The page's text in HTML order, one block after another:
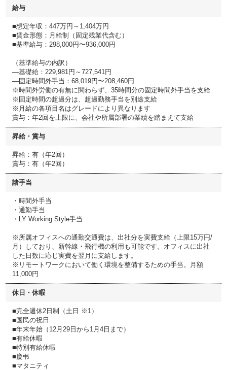
給与
■想定年収：447万円～1,404万円
■賃金形態：月給制（固定残業代含む）
■基準給与：298,000円〜936,000円
（基準給与の内訳）
―基礎給：229,981円～727,541円
―固定時間外手当：68,019円〜208,460円
※時間外労働の有無に関わらず、35時間分の固定時間外手当を支給
※固定時間の超過分は、超過勤務手当を別途支給
※月給の各項目名はグレードにより異なります
賞与：年2回を上限に、会社や所属部署の業績を踏まえて支給
昇給・賞与
昇給：有（年2回）
賞与：有（年2回）
諸手当
・時間外手当
・通勤手当
・LY Working Style手当
※所属オフィスへの通勤交通費は、出社分を実費支給（上限15万円/
月）しており、新幹線・飛行機の利用も可能です。オフィスに出社
した日数に応じ実費を翌月に支給します。
※リモートワークにおいて働く環境を整備するための手当。月額
11,000円
休日・休暇
■完全週休2日制（土日 ※1）
■国民の祝日
■年末年始（12月29日から1月4日まで）
■有給休暇
■特別有給休暇
■慶弔
■マタニティ